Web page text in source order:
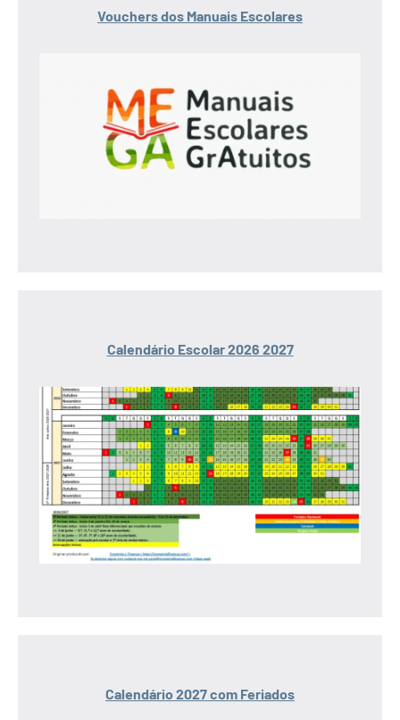
Vouchers dos Manuais Escolares
Calendário Escolar 2026 2027
Calendário 2027 com Feriados